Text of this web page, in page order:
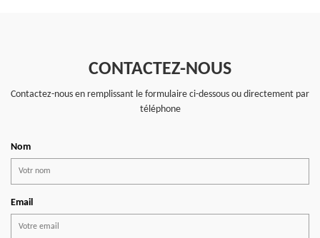
CONTACTEZ-NOUS
Contactez-nous en remplissant le formulaire ci-dessous ou directement par
téléphone
Nom
Email